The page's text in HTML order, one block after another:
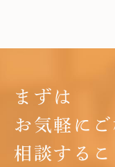
まずは
お気軽に
相談する